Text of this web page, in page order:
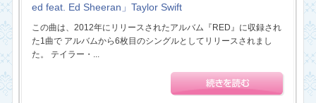
ed feat. Ed Sheeran」Taylor Swift
この曲は、2012年にリリースされたアルバム『RED』に収録され
た1曲で アルバムから6枚目のシングルとしてリリースされまし
た。 テイラー・...